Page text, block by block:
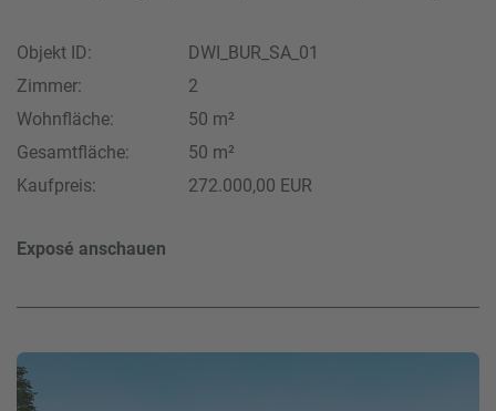
Objekt ID:
DWI_BUR_SA_01
Zimmer:
2
Wohnfläche:
50 m²
Gesamtfläche:
50 m²
Kaufpreis:
272.000,00 EUR
Exposé anschauen